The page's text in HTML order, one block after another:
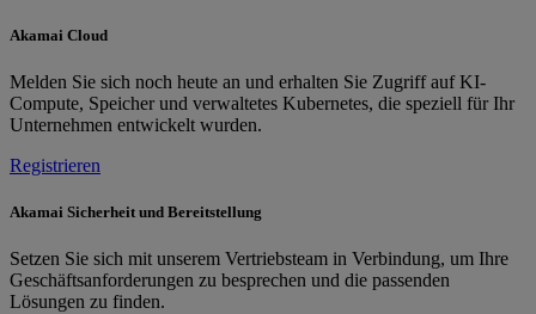
Akamai Cloud
Melden Sie sich noch heute an und erhalten Sie Zugriff auf KI-
Compute, Speicher und verwaltetes Kubernetes, die speziell für Ihr
Unternehmen entwickelt wurden.
Registrieren
Akamai Sicherheit und Bereitstellung
Setzen Sie sich mit unserem Vertriebsteam in Verbindung, um Ihre
Geschäftsanforderungen zu besprechen und die passenden
Lösungen zu finden.